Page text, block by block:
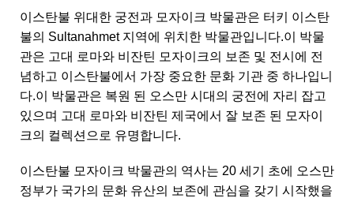
이스탄불 위대한 궁전과 모자이크 박물관은 터키 이스탄
불의 Sultanahmet 지역에 위치한 박물관입니다.이 박물
관은 고대 로마와 비잔틴 모자이크의 보존 및 전시에 전
념하고 이스탄불에서 가장 중요한 문화 기관 중 하나입니
다.이 박물관은 복원 된 오스만 시대의 궁전에 자리 잡고
있으며 고대 로마와 비잔틴 제국에서 잘 보존 된 모자이
크의 컬렉션으로 유명합니다.
이스탄불 모자이크 박물관의 역사는 20 세기 초에 오스만
정부가 국가의 문화 유산의 보존에 관심을 갖기 시작했을